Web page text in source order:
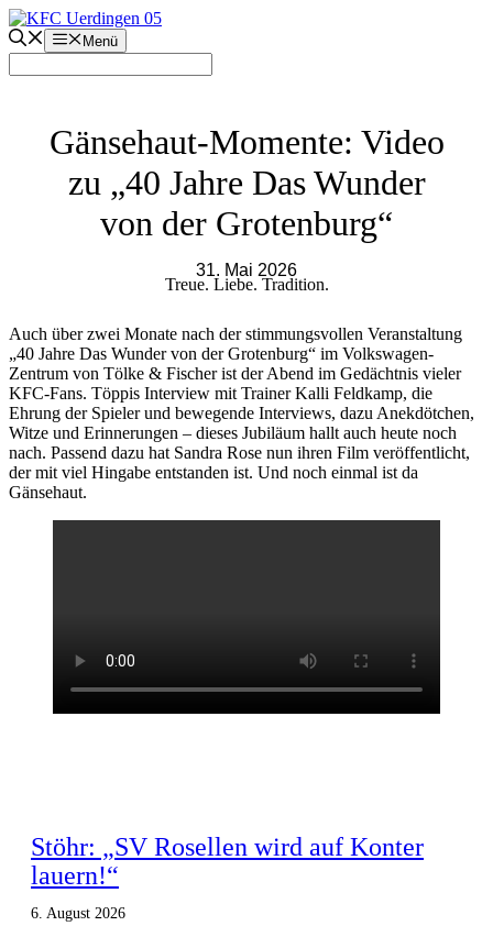
Zum
Inhalt
springen
Menü
Gänsehaut-Momente: Video
zu „40 Jahre Das Wunder
von der Grotenburg“
31. Mai 2026
Treue. Liebe. Tradition.
Auch über zwei Monate nach der stimmungsvollen Veranstaltung
„40 Jahre Das Wunder von der Grotenburg“ im Volkswagen-
Zentrum von Tölke & Fischer ist der Abend im Gedächtnis vieler
KFC-Fans. Töppis Interview mit Trainer Kalli Feldkamp, die
Ehrung der Spieler und bewegende Interviews, dazu Anekdötchen,
Witze und Erinnerungen – dieses Jubiläum hallt auch heute noch
nach. Passend dazu hat Sandra Rose nun ihren Film veröffentlicht,
der mit viel Hingabe entstanden ist. Und noch einmal ist da
Gänsehaut.
Stöhr: „SV Rosellen wird auf Konter
lauern!“
6. August 2026